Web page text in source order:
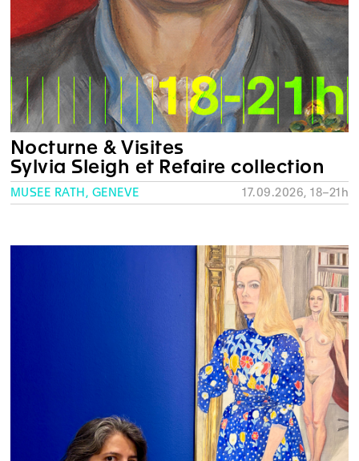
Nocturne & Visites
Sylvia Sleigh et Refaire collection
MUSÉE RATH, GENÈVE 17.09.2026, 18–21h